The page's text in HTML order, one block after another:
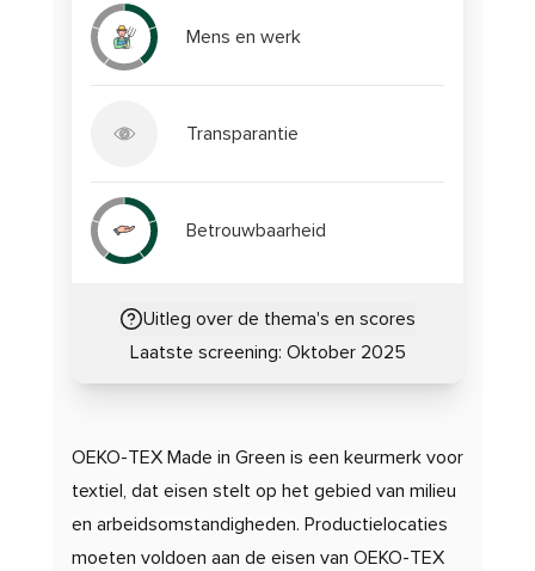
Mens en werk
Transparantie
Betrouwbaarheid
Uitleg over de thema's en scores
Laatste screening: Oktober 2025
OEKO-TEX Made in Green is een keurmerk voor
textiel, dat eisen stelt op het gebied van milieu
en arbeidsomstandigheden. Productielocaties
moeten voldoen aan de eisen van OEKO-TEX